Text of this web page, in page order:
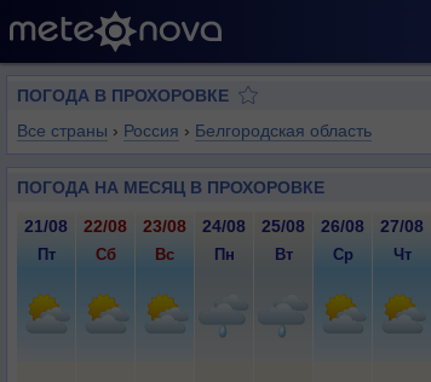
ПОГОДА В ПРОХОРОВКЕ
Все страны › Россия › Белгородская область
ПОГОДА НА МЕСЯЦ В ПРОХОРОВКЕ
21/08 22/08 23/08 24/08 25/08 26/08 27/08
Пт Сб Вс Пн Вт Ср Чт